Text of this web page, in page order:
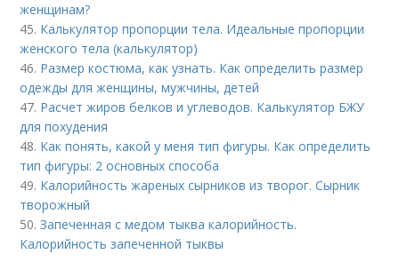
женщинам?
45. Калькулятор пропорции тела. Идеальные пропорции
женского тела (калькулятор)
46. Размер костюма, как узнать. Как определить размер
одежды для женщины, мужчины, детей
47. Расчет жиров белков и углеводов. Калькулятор БЖУ
для похудения
48. Как понять, какой у меня тип фигуры. Как определить
тип фигуры: 2 основных способа
49. Калорийность жареных сырников из творог. Сырник
творожный
50.Запеченная с медом тыква калорийность.
Калорийность запеченной тыквы